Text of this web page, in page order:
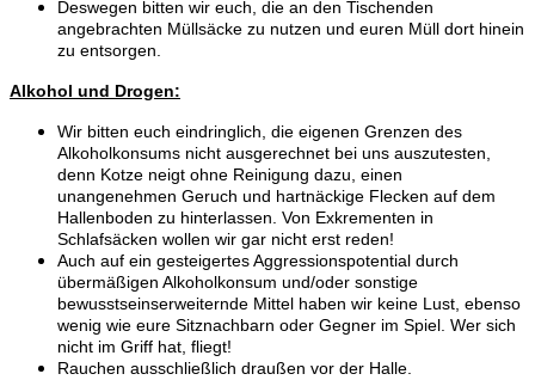
Deswegen bitten wir euch, die an den Tischenden
angebrachten Müllsäcke zu nutzen und euren Müll dort hinein
zu entsorgen.
Alkohol und Drogen:
Wir bitten euch eindringlich, die eigenen Grenzen des
Alkoholkonsums nicht ausgerechnet bei uns auszutesten,
denn Kotze neigt ohne Reinigung dazu, einen
unangenehmen Geruch und hartnäckige Flecken auf dem
Hallenboden zu hinterlassen. Von Exkrementen in
Schlafsäcken wollen wir gar nicht erst reden!
Auch auf ein gesteigertes Aggressionspotential durch
übermäßigen Alkoholkonsum und/oder sonstige
bewusstseinserweiternde Mittel haben wir keine Lust, ebenso
wenig wie eure Sitznachbarn oder Gegner im Spiel. Wer sich
nicht im Griff hat, fliegt!
Rauchen ausschließlich draußen vor der Halle.